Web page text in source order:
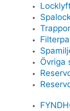
Trappor
Övriga